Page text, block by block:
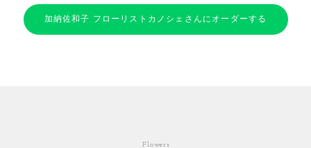
加納佐和子 フローリストカノシェさんにオーダーする
Flowers